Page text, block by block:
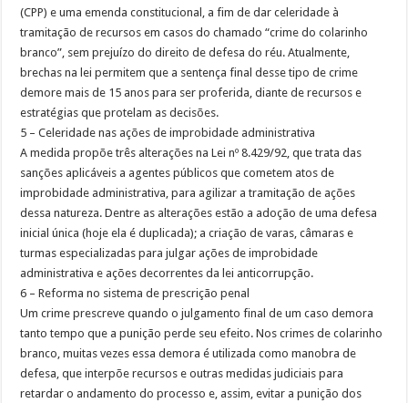
(CPP) e uma emenda constitucional, a fim de dar celeridade à
tramitação de recursos em casos do chamado “crime do colarinho
branco”, sem prejuízo do direito de defesa do réu. Atualmente,
brechas na lei permitem que a sentença final desse tipo de crime
demore mais de 15 anos para ser proferida, diante de recursos e
estratégias que protelam as decisões.
5 – Celeridade nas ações de improbidade administrativa
A medida propõe três alterações na Lei nº 8.429/92, que trata das
sanções aplicáveis a agentes públicos que cometem atos de
improbidade administrativa, para agilizar a tramitação de ações
dessa natureza. Dentre as alterações estão a adoção de uma defesa
inicial única (hoje ela é duplicada); a criação de varas, câmaras e
turmas especializadas para julgar ações de improbidade
administrativa e ações decorrentes da lei anticorrupção.
6 – Reforma no sistema de prescrição penal
Um crime prescreve quando o julgamento final de um caso demora
tanto tempo que a punição perde seu efeito. Nos crimes de colarinho
branco, muitas vezes essa demora é utilizada como manobra de
defesa, que interpõe recursos e outras medidas judiciais para
retardar o andamento do processo e, assim, evitar a punição dos